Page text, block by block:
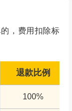
，费用扣除标
退款比例
100%